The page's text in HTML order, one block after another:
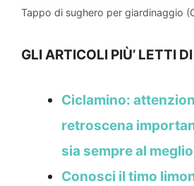
Tappo di sughero per giardinaggio
GLI ARTICOLI PIÙ’ LETTI
Ciclamino:
retroscena
sia sempre al meglio
Conosci il timo